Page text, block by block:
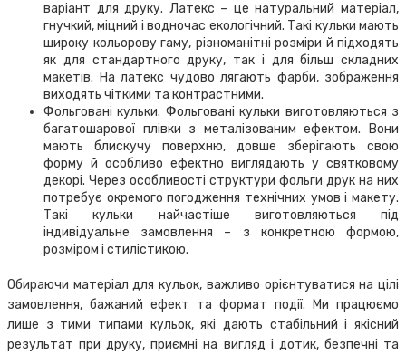
варіант для друку. Латекс – це натуральний матеріал,
гнучкий, міцний і водночас екологічний. Такі кульки мають
широку кольорову гаму, різноманітні розміри й підходять
як для стандартного друку, так і для більш складних
макетів. На латекс чудово лягають фарби, зображення
виходять чіткими та контрастними.
Фольговані кульки. Фольговані кульки виготовляються з
багатошарової плівки з металізованим ефектом. Вони
мають блискучу поверхню, довше зберігають свою
форму й особливо ефектно виглядають у святковому
декорі. Через особливості структури фольги друк на них
потребує окремого погодження технічних умов і макету.
Такі кульки найчастіше виготовляються під
індивідуальне замовлення – з конкретною формою,
розміром і стилістикою.
Обираючи матеріал для кульок, важливо орієнтуватися на цілі
замовлення, бажаний ефект та формат події. Ми працюємо
лише з тими типами кульок, які дають стабільний і якісний
результат при друку, приємні на вигляд і дотик, безпечні та